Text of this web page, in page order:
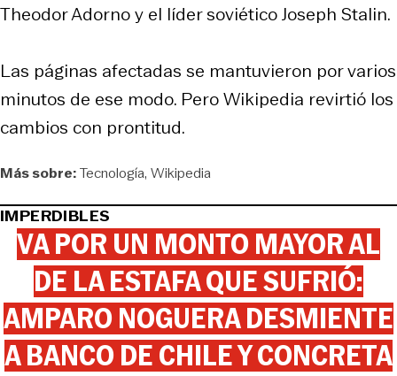
Theodor Adorno y el líder soviético Joseph Stalin.
Las páginas afectadas se mantuvieron por varios
minutos de ese modo. Pero Wikipedia revirtió los
cambios con prontitud.
Más sobre:Tecnología Wikipedia
IMPERDIBLES
VA POR UN MONTO MAYOR AL
DE LA ESTAFA QUE SUFRIÓ:
AMPARO NOGUERA DESMIENTE
A BANCO DE CHILE Y CONCRETA